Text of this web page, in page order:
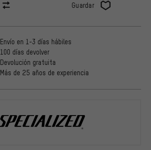
Guardar
Envío en 1-3 días hábiles
100 días devolver
Devolución gratuita
Más de 25 años de experiencia